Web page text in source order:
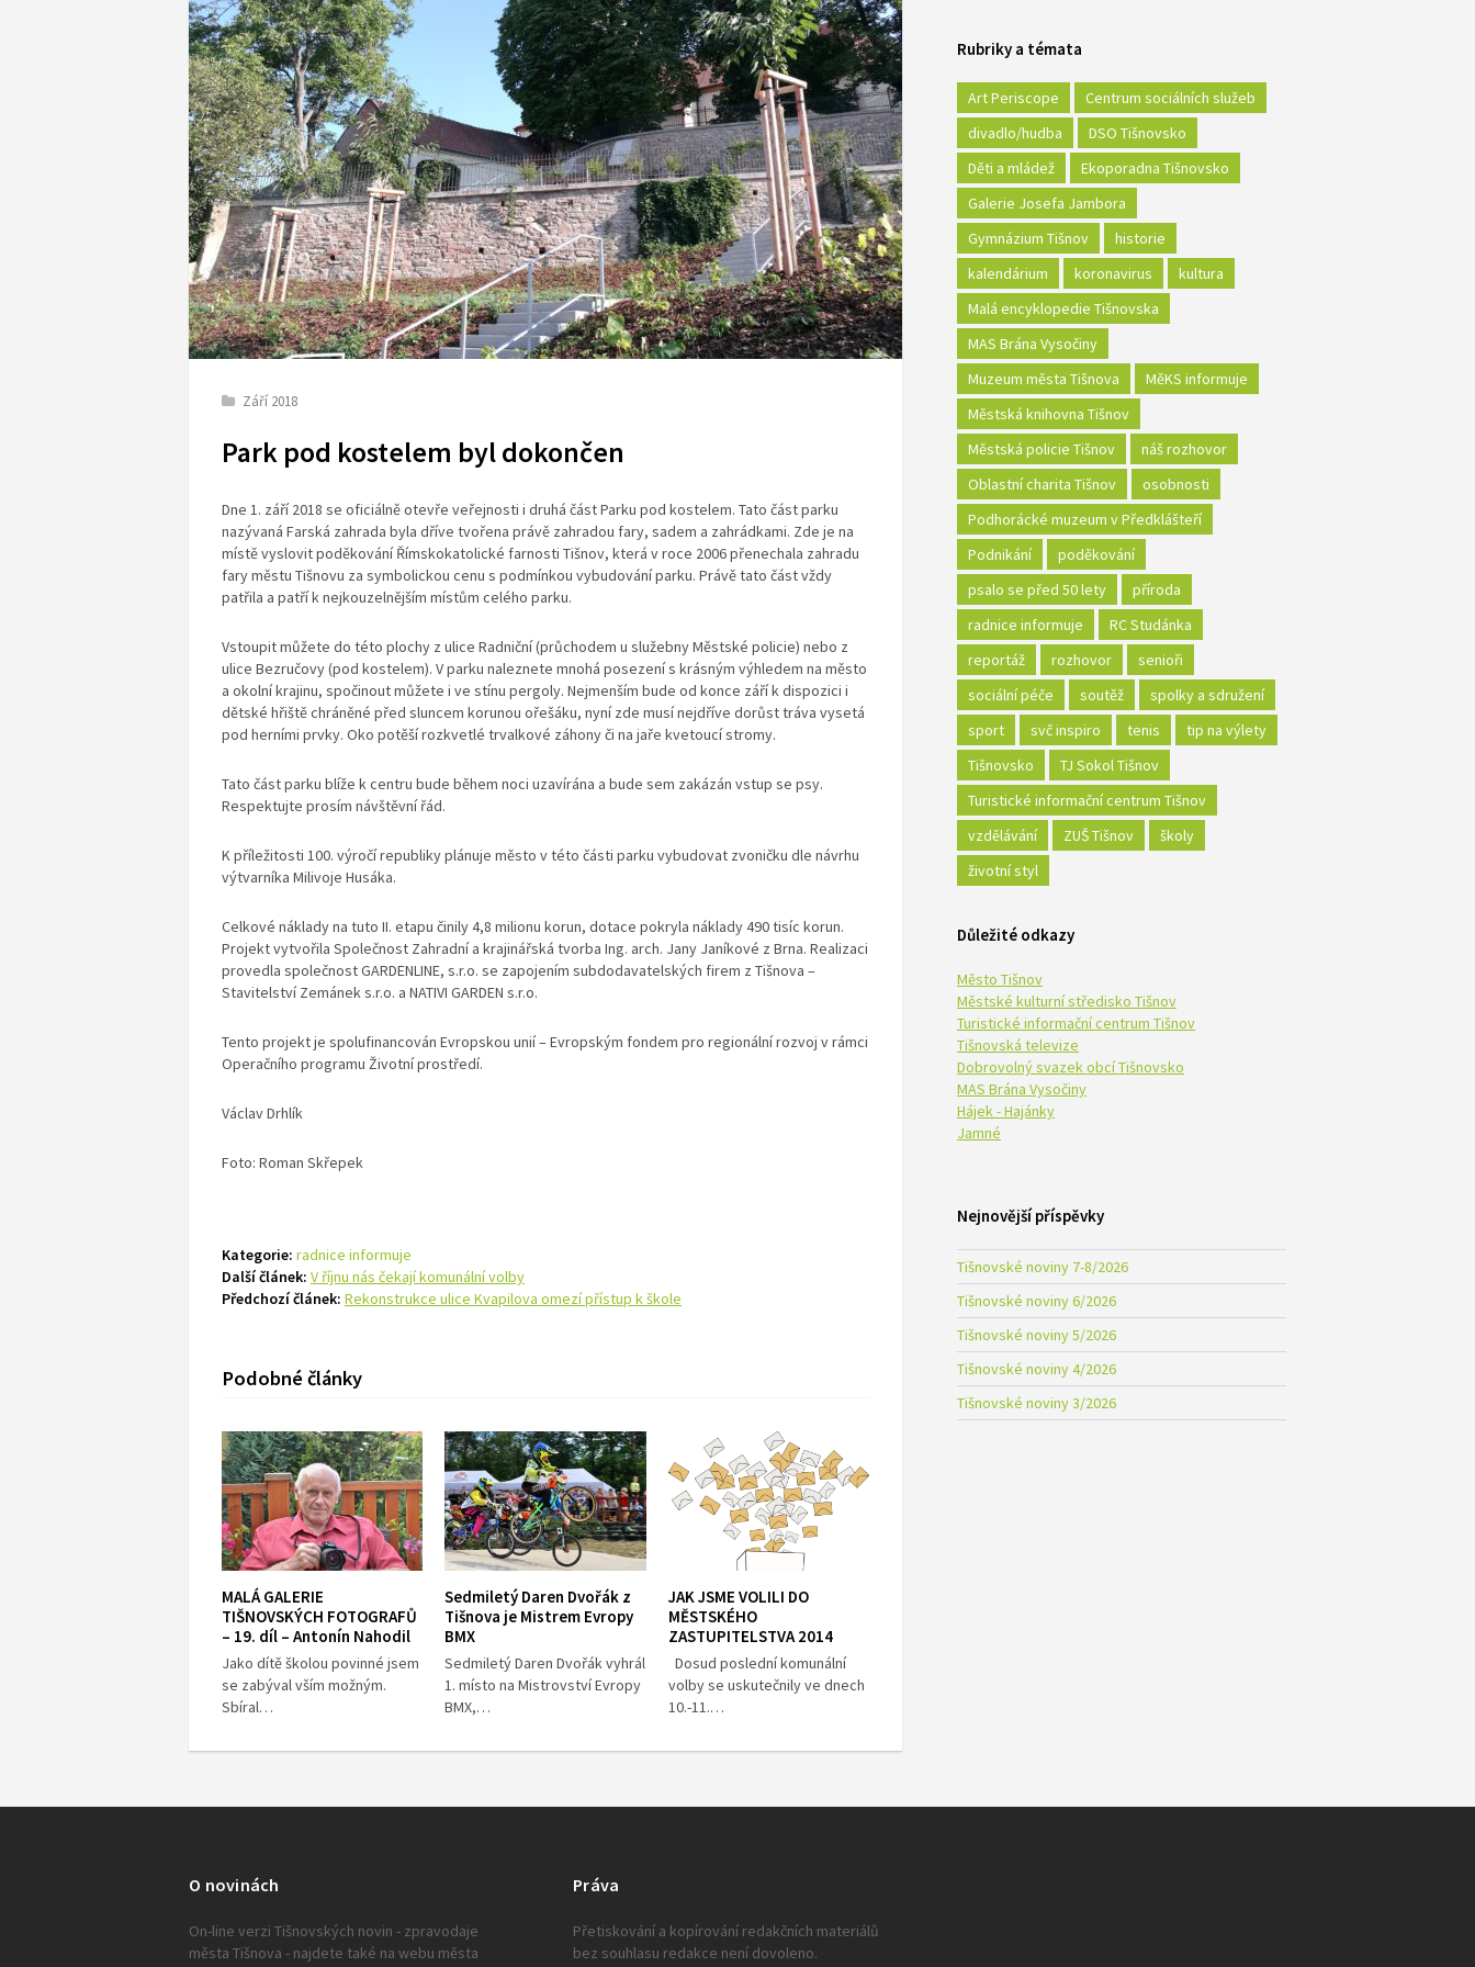
Září 2018
Park pod kostelem byl dokončen
Dne 1. září 2018 se oficiálně otevře veřejnosti i druhá část Parku pod kostelem. Tato část parku
nazývaná Farská zahrada byla dříve tvořena právě zahradou fary, sadem a zahrádkami. Zde je na
místě vyslovit poděkování Římskokatolické farnosti Tišnov, která v roce 2006 přenechala zahradu
fary městu Tišnovu za symbolickou cenu s podmínkou vybudování parku. Právě tato část vždy
patřila a patří k nejkouzelnějším místům celého parku.
Vstoupit můžete do této plochy z ulice Radniční (průchodem u služebny Městské policie) nebo z
ulice Bezručovy (pod kostelem). V parku naleznete mnohá posezení s krásným výhledem na město
a okolní krajinu, spočinout můžete i ve stínu pergoly. Nejmenším bude od konce září k dispozici i
dětské hřiště chráněné před sluncem korunou ořešáku, nyní zde musí nejdříve dorůst tráva vysetá
pod herními prvky. Oko potěší rozkvetlé trvalkové záhony či na jaře kvetoucí stromy.
Tato část parku blíže k centru bude během noci uzavírána a bude sem zakázán vstup se psy.
Respektujte prosím návštěvní řád.
K příležitosti 100. výročí republiky plánuje město v této části parku vybudovat zvoničku dle návrhu
výtvarníka Milivoje Husáka.
Celkové náklady na tuto II. etapu činily 4,8 milionu korun, dotace pokryla náklady 490 tisíc korun.
Projekt vytvořila Společnost Zahradní a krajinářská tvorba Ing. arch. Jany Janíkové z Brna. Realizaci
provedla společnost GARDENLINE, s.r.o. se zapojením subdodavatelských firem z Tišnova –
Stavitelství Zemánek s.r.o. a NATIVI GARDEN s.r.o.
Tento projekt je spolufinancován Evropskou unií – Evropským fondem pro regionální rozvoj v rámci
Operačního programu Životní prostředí.
Václav Drhlík
Foto: Roman Skřepek
Kategorie: radnice informuje
Další článek: V říjnu nás čekají komunální volby
Předchozí článek: Rekonstrukce ulice Kvapilova omezí přístup k škole
Podobné články
MALÁ GALERIE
TIŠNOVSKÝCH FOTOGRAFŮ
– 19. díl – Antonín Nahodil
Jako dítě školou povinné jsem
se zabýval vším možným.
Sbíral…
Sedmiletý Daren Dvořák z
Tišnova je Mistrem Evropy
BMX
Sedmiletý Daren Dvořák vyhrál
1. místo na Mistrovství Evropy
BMX,…
JAK JSME VOLILI DO
MĚSTSKÉHO
ZASTUPITELSTVA 2014
Dosud poslední komunální
volby se uskutečnily ve dnech
10.-11.…
Rubriky a témata
Art Periscope
Centrum sociálních služeb
divadlo/hudba
DSO Tišnovsko
Děti a mládež
Ekoporadna Tišnovsko
Galerie Josefa Jambora
Gymnázium Tišnov
historie
kalendárium
koronavirus
kultura
Malá encyklopedie Tišnovska
MAS Brána Vysočiny
Muzeum města Tišnova
MěKS informuje
Městská knihovna Tišnov
Městská policie Tišnov
náš rozhovor
Oblastní charita Tišnov
osobnosti
Podhorácké muzeum v Předklášteří
Podnikání
poděkování
psalo se před 50 lety
příroda
radnice informuje
RC Studánka
reportáž
rozhovor
senioři
sociální péče
soutěž
spolky a sdružení
sport
svč inspiro tenis
tip na výlety
Tišnovsko
TJ Sokol Tišnov
Turistické informační centrum Tišnov
vzdělávání
ZUŠ Tišnov
školy
životní styl
Důležité odkazy
Město Tišnov
Městské kulturní středisko Tišnov
Turistické informační centrum Tišnov
Tišnovská televize
Dobrovolný svazek obcí Tišnovsko
MAS Brána Vysočiny
Hájek - Hajánky
Jamné
Nejnovější příspěvky
Tišnovské noviny 7-8/2026
Tišnovské noviny 6/2026
Tišnovské noviny 5/2026
Tišnovské noviny 4/2026
Tišnovské noviny 3/2026
O novinách
On-line verzi Tišnovských novin - zpravodaje
města Tišnova - najdete také na webu města
Práva
Přetiskování a kopírování redakčních materiálů
bez souhlasu redakce není dovoleno.